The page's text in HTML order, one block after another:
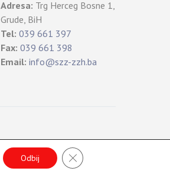
Adresa: Trg Herceg Bosne 1,
Grude, BiH
Tel: 039 661 397
Fax: 039 661 398
Email: info@szz-zzh.ba
Odbij CLOSE GDPR COOKIE